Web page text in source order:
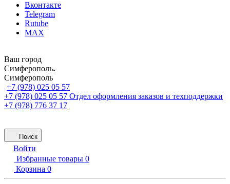
Вконтакте
Telegram
Rutube
MAX
Ваш город
Симферополь
Симферополь
+7 (978) 025 05 57
+7 (978) 025 05 57 Отдел оформления заказов и техподдержки
+7 (978) 776 37 17
Поиск
Войти
Избранные товары 0
Корзина 0